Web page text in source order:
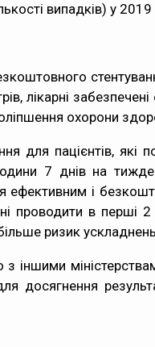
випадків) у 2019
лікарні
охорони
для пацієнтів,
7 днів на
ефективним і
проводити в
ризик
досягнення